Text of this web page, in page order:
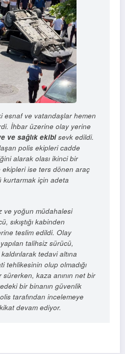
esnaf ve vatandaşlar hemen
İhbar üzerine olay yerine
ve sağlık ekibisevk edildi.
polis ekipleri cadde
alarak olası ikinci bir
ekipleri ise ters dönen araç
kurtarmak için adeta
ve yoğun müdahalesi
sıkıştığı kabinden
teslim edildi. Olay
talihsiz sürücü,
tedavi altına
tehlikesinin olup olmadığı
kaza anının net bir
bir binanın güvenlik
tarafından incelemeye
devam ediyor.